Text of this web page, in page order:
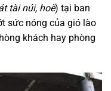
tài núi, hoè) tại ban
sức nóng của gió lào
khách hay phòng